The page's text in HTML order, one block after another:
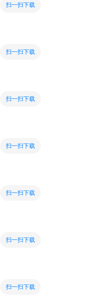
扫一扫下载
扫一扫下载
扫一扫下载
扫一扫下载
扫一扫下载
扫一扫下载
扫一扫下载